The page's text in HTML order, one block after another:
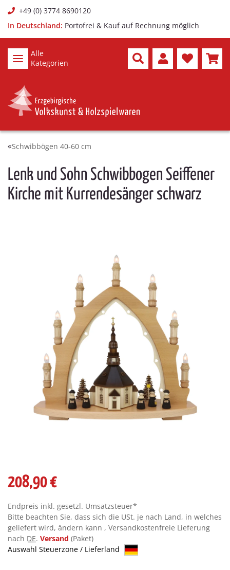
+49 (0) 3774 8690120
In Deutschland: Portofrei & Kauf auf Rechnung möglich
Alle
Kategorien
Schwibbögen 40-60 cm
Lenk und Sohn Schwibbogen Seiffener
Kirche mit Kurrendesänger schwarz
208,90 €
Endpreis inkl. gesetzl. Umsatzsteuer*
Bitte beachten Sie, dass sich die USt. je nach Land, in welches
geliefert wird, ändern kann , Versandkostenfreie Lieferung
nach DE. Versand (Paket)
Auswahl Steuerzone / Lieferland